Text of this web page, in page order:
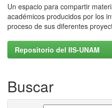
Un espacio para compartir
académicos producidos por los
proceso de sus diferentes
Repositorio del IIS-UNAM
Buscar